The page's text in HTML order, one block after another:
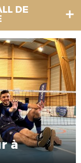
DE
à